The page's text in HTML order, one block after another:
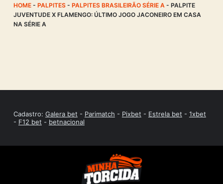
HOME- PALPITES- PALPITES BRASILEIRÃO SÉRIE A- PALPITE
JUVENTUDE X FLAMENGO: ÚLTIMO JOGO JACONEIRO EM CASA
NA SÉRIE A
Cadastro: Galera bet - Parimatch - Pixbet - Estrela bet - 1xbet
- F12 bet - betnacional